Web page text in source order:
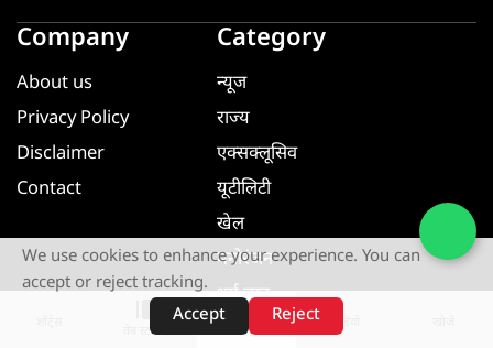
वेब स्टोरीज़
Company
About us
Privacy Policy
Disclaimer
Contact
Category
न्यूज
राज्य
एक्सक्लूसिव
यूटीलिटी
खेल
मनोरंजन
धर्म ज्ञान
यूटीलिटी
We use cookies to enhance your experience. You can
accept or reject tracking.
Accept
Reject